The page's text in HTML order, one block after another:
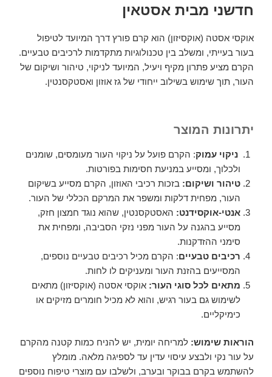
חדשני מבית אסטאין
אוקסי אסטה (אוקסיזון) הוא קרם פורץ דרך המיועד לטיפול
בעור בעייתי, ומשלב בין טכנולוגיות מתקדמות לרכיבים טבעיים.
הקרם מציע פתרון מקיף ויעיל, המיועד לניקוי, טיהור ושיקום של
העור, תוך שימוש בשילוב ייחודי של גז אוזון ואסטקסנטין.
יתרונות המוצר
ניקוי עמוק: הקרם פועל על ניקוי העור מעומסים, שומנים
ולכלוך, ומסייע במניעת חסימות בפורטות.
טיהור ושיקום: בזכות רכיבי האוזון, הקרם מסייע בשיקום
העור, מפחית דלקות ומשפר את המרקם הכללי של העור.
אנטי-אוקסידנט: האסטקסנטין, שהוא נוגד חמצון חזק,
מסייע בהגנה על העור מפני נזקי הסביבה, ומפחית את
סימני ההזדקנות.
רכיבים טבעיים: הקרם מכיל רכיבים טבעיים נוספים,
המסייעים בהזנת העור ומעניקים לו לחות.
מתאים לכל סוגי העור: אוקסי אסטה (אוקסיזון) מתאים
לשימוש גם בעור רגיש, והוא לא מכיל חומרים מזיקים או
כימיקליים.
הוראות שימוש: למריחה יומית, יש להניח כמות קטנה מהקרם
על עור נקי ולבצע עיסוי עדין עד לספיגה מלאה. מומלץ
להשתמש בקרם בבוקר ובערב, ולשלבו עם מוצרי טיפוח נוספים